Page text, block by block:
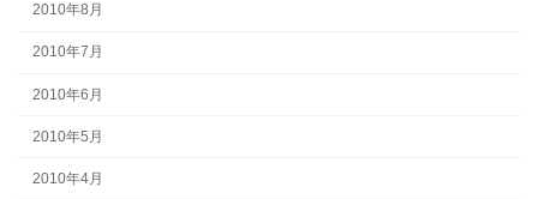
2010年8月
2010年7月
2010年6月
2010年5月
2010年4月